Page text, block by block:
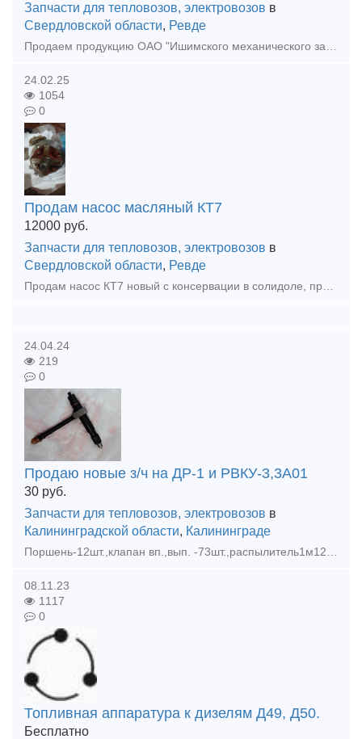
Запчасти для тепловозов, электровозов в
Свердловской области, Ревде
Продаем продукцию ОАО "Ишимского механического завода". унифицированные, масленые, биметаллические секции, калориферы, шестерни. 🌷У нас действует система скидок "весна на пороге"!🌷 Актуальные цены ₽
24.02.25
1054
0
Продам насос масляный КТ7
12000 руб.
Запчасти для тепловозов, электровозов в
Свердловской области, Ревде
Продам насос КТ7 новый с консервации в солидоле, производства АО "Ишимский механический завод" 56шт. по 4 в коробке. Все вопросы по телефону +7 950 55 120 44
24.04.24
219
0
Продаю новые з/ч на ДР-1 и РВКУ-3,3А01
30 руб.
Запчасти для тепловозов, электровозов в
Калининградской области, Калининграде
Поршень-12шт.,клапан вп.,вып. -73шт.,распылитель1м12.14сп -24шт.,п.п.1м12 -4шт. РВКУ-3,3А01 -4шт. Цена всего 30% от стоимости.
08.11.23
1117
0
Топливная аппаратура к дизелям Д49, Д50.
Бесплатно